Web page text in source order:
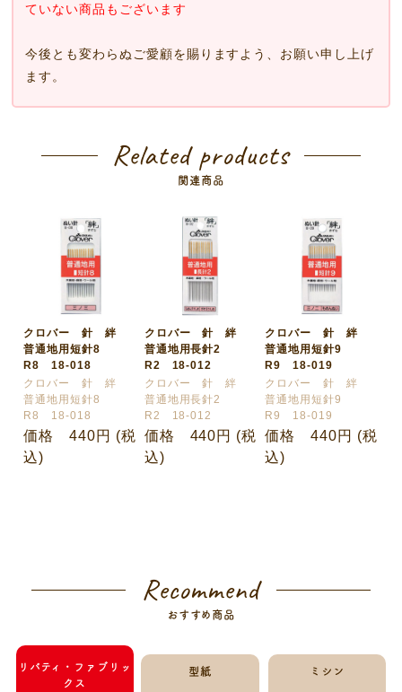
ていない商品もございます
今後とも変わらぬご愛顧を賜りますよう、お願い申し上げ
ます。
Related products
関連商品
クロバー 針 絆
普通地用短針8
R8 18-018
クロバー 針 絆
普通地用短針8
R8 18-018
価格 440円 (税
込)
クロバー 針 絆
普通地用長針2
R2 18-012
クロバー 針 絆
普通地用長針2
R2 18-012
価格 440円 (税
込)
クロバー 針 絆
普通地用短針9
R9 18-019
クロバー 針 絆
普通地用短針9
R9 18-019
価格 440円 (税
込)
Recommend
おすすめ商品
リバティ・ファブリッ
クス
型紙 ミシン